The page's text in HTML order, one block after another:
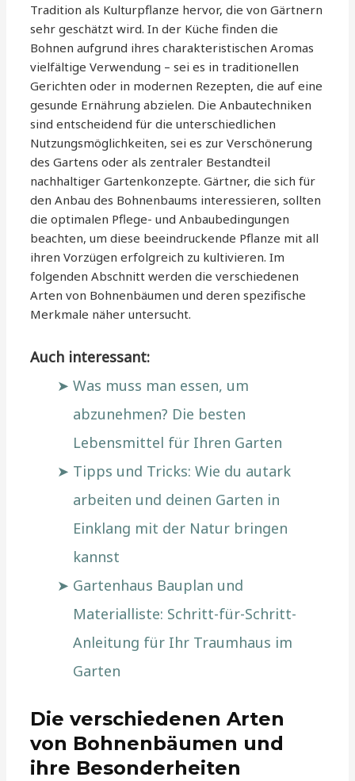
Tradition als Kulturpflanze hervor, die von Gärtnern
sehr geschätzt wird. In der Küche finden die
Bohnen aufgrund ihres charakteristischen Aromas
vielfältige Verwendung – sei es in traditionellen
Gerichten oder in modernen Rezepten, die auf eine
gesunde Ernährung abzielen. Die Anbautechniken
sind entscheidend für die unterschiedlichen
Nutzungsmöglichkeiten, sei es zur Verschönerung
des Gartens oder als zentraler Bestandteil
nachhaltiger Gartenkonzepte. Gärtner, die sich für
den Anbau des Bohnenbaums interessieren, sollten
die optimalen Pflege- und Anbaubedingungen
beachten, um diese beeindruckende Pflanze mit all
ihren Vorzügen erfolgreich zu kultivieren. Im
folgenden Abschnitt werden die verschiedenen
Arten von Bohnenbäumen und deren spezifische
Merkmale näher untersucht.
Auch interessant:
Was muss man essen, um
abzunehmen? Die besten
Lebensmittel für Ihren Garten
Tipps und Tricks: Wie du autark
arbeiten und deinen Garten in
Einklang mit der Natur bringen
kannst
Gartenhaus Bauplan und
Materialliste: Schritt-für-Schritt-
Anleitung für Ihr Traumhaus im
Garten
Die verschiedenen Arten
von Bohnenbäumen und
ihre Besonderheiten